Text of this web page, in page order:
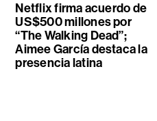
Netflix firma acuerdo de
US$500 millones por
“The Walking Dead”;
Aimee García destaca la
presencia latina